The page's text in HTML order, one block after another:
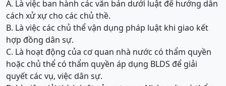
A. Là việc ban hành các văn bản dưới luật để hướng dẫn
cách xử xự cho các chủ thề.
B. Là việc các chủ thể vận dụng pháp luật khi giao kết
hợp đồng dân sự.
C. Là hoạt động của cơ quan nhà nước có thẩm quyền
hoặc chủ thể có thẩm quyền áp dụng BLDS để giải
quyết các vụ, việc dân sự.